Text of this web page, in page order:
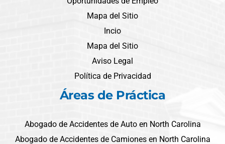
Mapa del Sitio
Incio
Mapa del Sitio
Aviso Legal
Política de Privacidad
Áreas de Práctica
Abogado de Accidentes de Auto en North Carolina
Abogado de Accidentes de Camiones en North Carolina